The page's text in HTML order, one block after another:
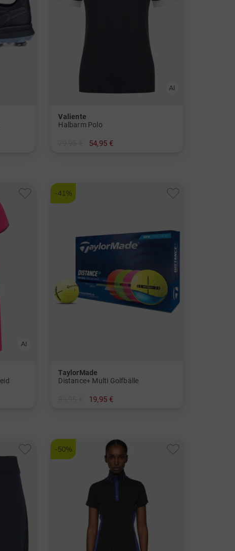
Valiente
Halbarm Polo
54,95 €
-41%
TaylorMade
Distance+ Multi Golfbälle
19,95 €
-50%